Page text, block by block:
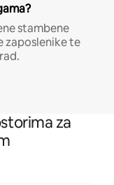
stambene
zaposlenike te
za